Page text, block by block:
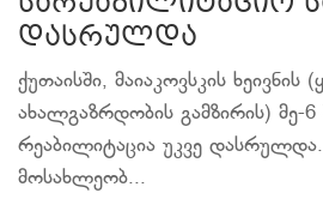
დასრულდა
ქუთაისში, მაიაკოვსკის
ახალგაზრდობის გამზირის) მე-6
რეაბილიტაცია უკვე
მოსახლეობ...